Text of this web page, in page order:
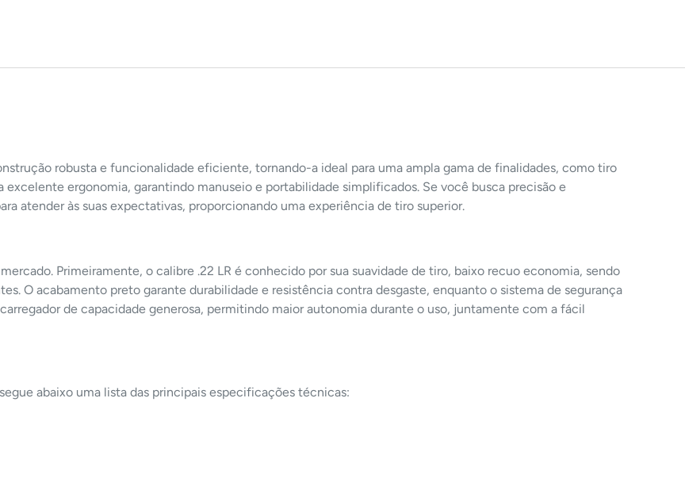
robusta e funcionalidade eficiente, tornando-a ideal para uma ampla gama de finalidades, como tiro
ergonomia, garantindo manuseio e portabilidade simplificados. Se você busca precisão e
atender às suas expectativas, proporcionando uma experiência de tiro superior.
Primeiramente, o calibre .22 LR é conhecido por sua suavidade de tiro, baixo recuo economia, sendo
O acabamento preto garante durabilidade e resistência contra desgaste, enquanto o sistema de segurança
de capacidade generosa, permitindo maior autonomia durante o uso, juntamente com a fácil
abaixo uma lista das principais especificações técnicas: